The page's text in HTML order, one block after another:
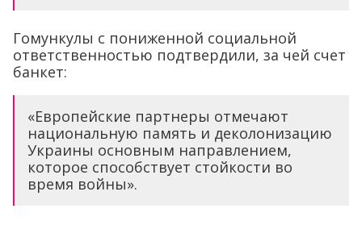
Гомункулы с пониженной социальной
ответственностью подтвердили, за чей счет
банкет:
«Европейские партнеры отмечают
национальную память и деколонизацию
Украины основным направлением,
которое способствует стойкости во
время войны».